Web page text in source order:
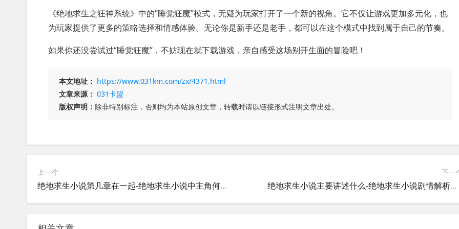
《绝地求生之狂神系统》中的“睡觉狂魔”模式，无疑为玩家打开了一个新的视角。它不仅让游戏更加多元化，也
为玩家提供了更多的策略选择和情感体验。无论你是新手还是老手，都可以在这个模式中找到属于自己的节奏。
如果你还没尝试过“睡觉狂魔”，不妨现在就下载游戏，亲自感受这场别开生面的冒险吧！
本文地址： https://www.031km.com/zx/4371.html
文章来源： 031卡盟
版权声明： 除非特别标注，否则均为本站原创文章，转载时请以链接形式注明文章出处。
上一个
绝地求生小说第几章在一起-绝地求生小说中主角何时在一起
下一
绝地求生小说主要讲述什么-绝地求生小说剧情解析与核心主题